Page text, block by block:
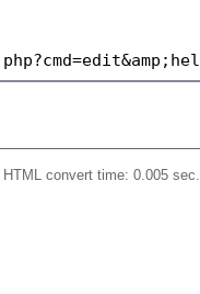
convert time: 0.005 sec.